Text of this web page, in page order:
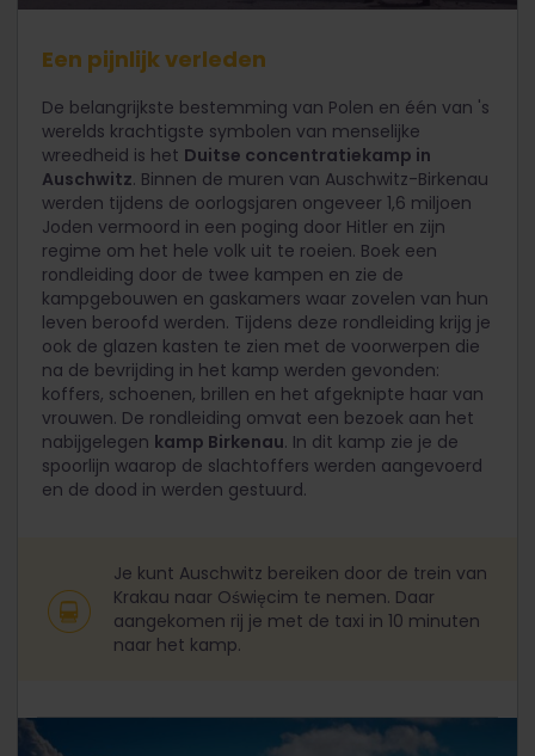
Een pijnlijk verleden
De belangrijkste bestemming van Polen en één van 's
werelds krachtigste symbolen van menselijke
wreedheid is het Duitse concentratiekamp in
Auschwitz. Binnen de muren van Auschwitz-Birkenau
werden tijdens de oorlogsjaren ongeveer 1,6 miljoen
Joden vermoord in een poging door Hitler en zijn
regime om het hele volk uit te roeien. Boek een
rondleiding door de twee kampen en zie de
kampgebouwen en gaskamers waar zovelen van hun
leven beroofd werden. Tijdens deze rondleiding krijg je
ook de glazen kasten te zien met de voorwerpen die
na de bevrijding in het kamp werden gevonden:
koffers, schoenen, brillen en het afgeknipte haar van
vrouwen. De rondleiding omvat een bezoek aan het
nabijgelegen kamp Birkenau. In dit kamp zie je de
spoorlijn waarop de slachtoffers werden aangevoerd
en de dood in werden gestuurd.
Je kunt Auschwitz bereiken door de trein van
Krakau naar Oświęcim te nemen. Daar
aangekomen rij je met de taxi in 10 minuten
naar het kamp.